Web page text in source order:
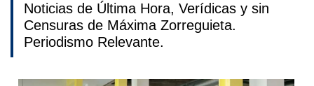
Noticias de Última Hora, Verídicas y sin
Censuras de Máxima Zorreguieta.
Periodismo Relevante.